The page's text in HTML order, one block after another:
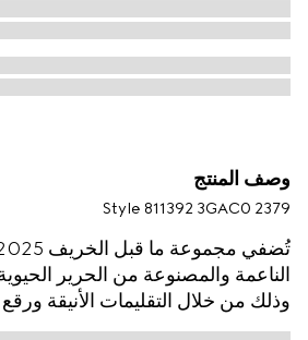
وصف المنتج
Style ‎811392 3GAC0 2379
الناعمة والمصنوعة من الحرير
وذلك من خلال التقليمات الأنيقة
والتطريزات المُرهفة. يتم تقديم هذه